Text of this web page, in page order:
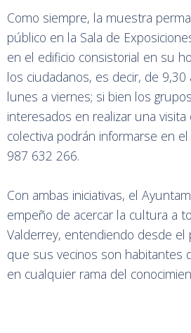
Como siempre, la muestra
público en la Sala de
en el edificio consistorial en su
los ciudadanos, es decir, de
lunes a viernes; si bien los
interesados en realizar una visita
colectiva podrán informarse en
987 632 266.
Con ambas iniciativas, el
empeño de acercar la cultura a
Valderrey, entendiendo desde
que sus vecinos son habitantes
en cualquier rama del